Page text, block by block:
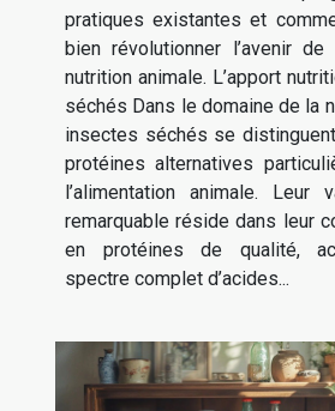
pratiques existantes et
bien révolutionner l’avenir
nutrition animale. L’apport
séchés Dans le domaine de la
insectes séchés se
protéines alternatives
l’alimentation animale. Leur
remarquable réside dans leur
en protéines de qualité,
spectre complet d’acides...